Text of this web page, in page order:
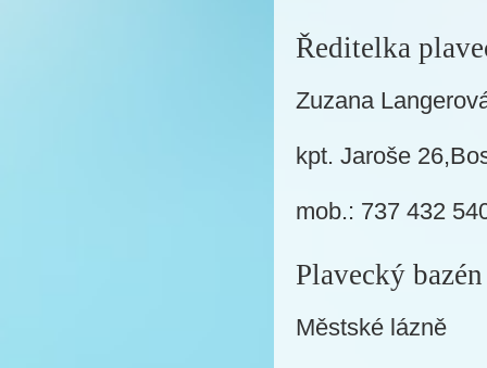
Ředitelka
Zuzana
kpt. Jaroše
mob.: 737 432
Plavecký bazén
Městské lázně